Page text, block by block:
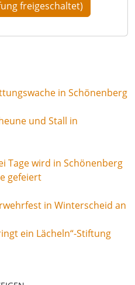
in Schönenberg
und Stall in
Tage wird in Schönenberg
gefeiert
in Winterscheid an
ein Lächeln“-Stiftung